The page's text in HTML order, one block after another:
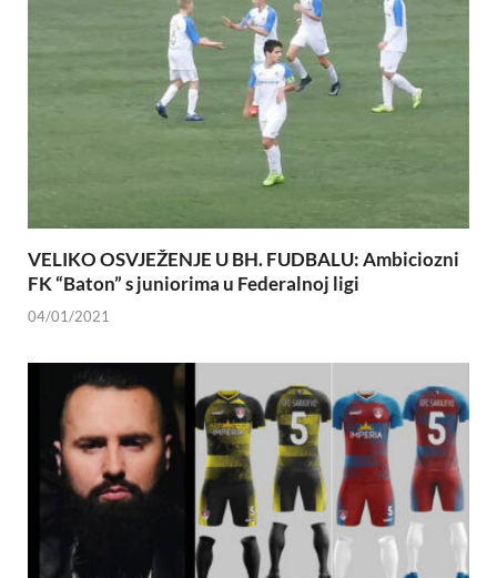
VELIKO OSVJEŽENJE U BH. FUDBALU: Ambiciozni
FK “Baton” s juniorima u Federalnoj ligi
04/01/2021